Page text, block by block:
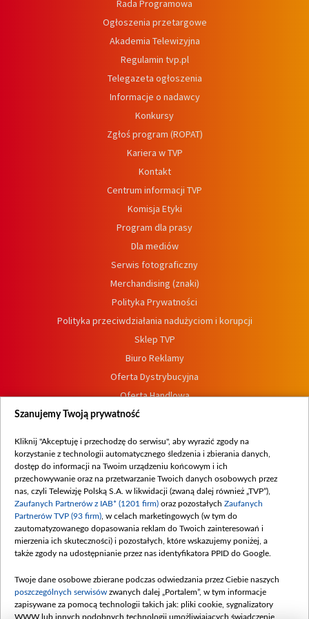
Rada Programowa
Ogłoszenia przetargowe
Akademia Telewizyjna
Regulamin tvp.pl
Telegazeta ogłoszenia
Informacje o nadawcy
Konkursy
Zgłoś program (ROPAT)
Kariera w TVP
Kontakt
Centrum informacji TVP
Komisja Etyki
Program dla prasy
Dla mediów
Serwis fotograficzny
Merchandising (znaki)
Polityka Prywatności
Polityka przeciwdziałania nadużyciom i korupcji
Sklep TVP
Biuro Reklamy
Oferta Dystrybucyjna
Oferta Handlowa
Dostępność
Procedura zgłoszeń wewnętrznych
Szanujemy Twoją prywatność
Kliknij "Akceptuję i przechodzę do serwisu", aby wyrazić zgody na
korzystanie z technologii automatycznego śledzenia i zbierania danych,
dostęp do informacji na Twoim urządzeniu końcowym i ich
przechowywanie oraz na przetwarzanie Twoich danych osobowych przez
nas, czyli Telewizję Polską S.A. w likwidacji (zwaną dalej również „TVP”),
Zaufanych Partnerów z IAB* (1201 firm) oraz pozostałych Zaufanych
Partnerów TVP (93 firm) , w celach marketingowych (w tym do
zautomatyzowanego dopasowania reklam do Twoich zainteresowań i
mierzenia ich skuteczności) i pozostałych, które wskazujemy poniżej, a
także zgody na udostępnianie przez nas identyfikatora PPID do Google.
Twoje dane osobowe zbierane podczas odwiedzania przez Ciebie naszych
poszczególnych serwisów zwanych dalej „Portalem”, w tym informacje
zapisywane za pomocą technologii takich jak: pliki cookie, sygnalizatory
WWW lub innych podobnych technologii umożliwiających świadczenie